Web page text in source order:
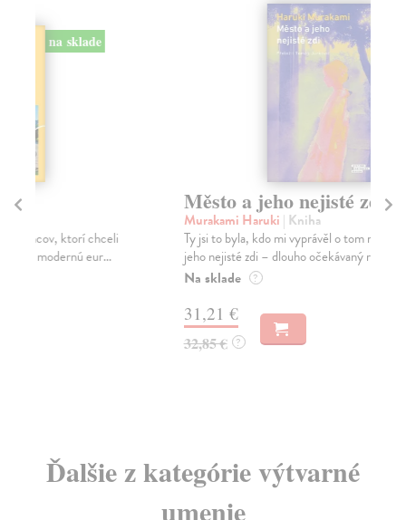
na sklade
Město a jeho nejisté zdi
| Kniha
Ty jsi to byla, kdo mi vyprávěl o tom městě. Město a
jeho nejisté zdi – dlouho očekávaný román Haru...
Ďalšie z kategórie výtvarné
umenie